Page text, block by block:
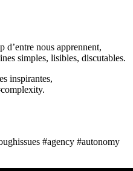
d’entre nous apprennent,
simples, lisibles, discutables.
inspirantes,
#agency #autonomy